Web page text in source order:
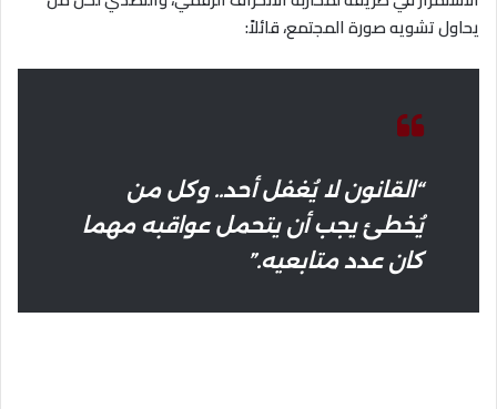
يحاول تشويه صورة المجتمع، قائلاً:
“القانون لا يُغفل أحد.. وكل من
يُخطئ يجب أن يتحمل عواقبه مهما
كان عدد متابعيه.”